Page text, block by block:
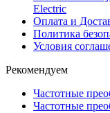
Electric
Оплата и
Политика
Условия
Рекомендуем
Частотные
Частотные